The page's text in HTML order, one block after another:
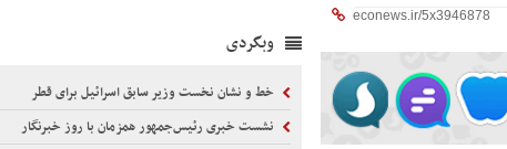
وبگردی
خط و نشان نخست وزیر سابق اسرائیل برای قطر
نشست خبری رئیس‌جمهور همزمان با روز خبرنگار